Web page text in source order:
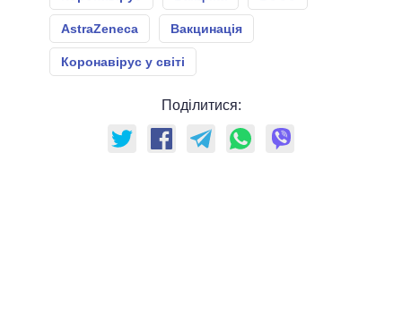
AstraZeneca Вакцинація
Коронавірус у світі
Поділитися: